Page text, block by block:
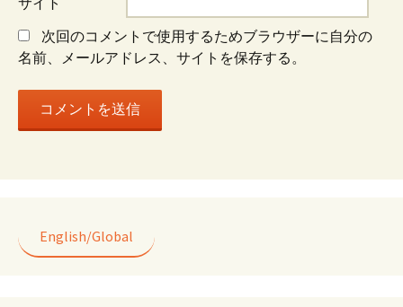
ン次回のコメントで使用するためブラウザーに自分の
名前、メールアドレス、サイトを保存する。
English/Global